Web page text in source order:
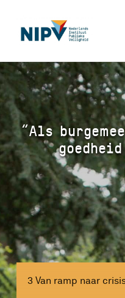
“Als
3 Van ramp naar